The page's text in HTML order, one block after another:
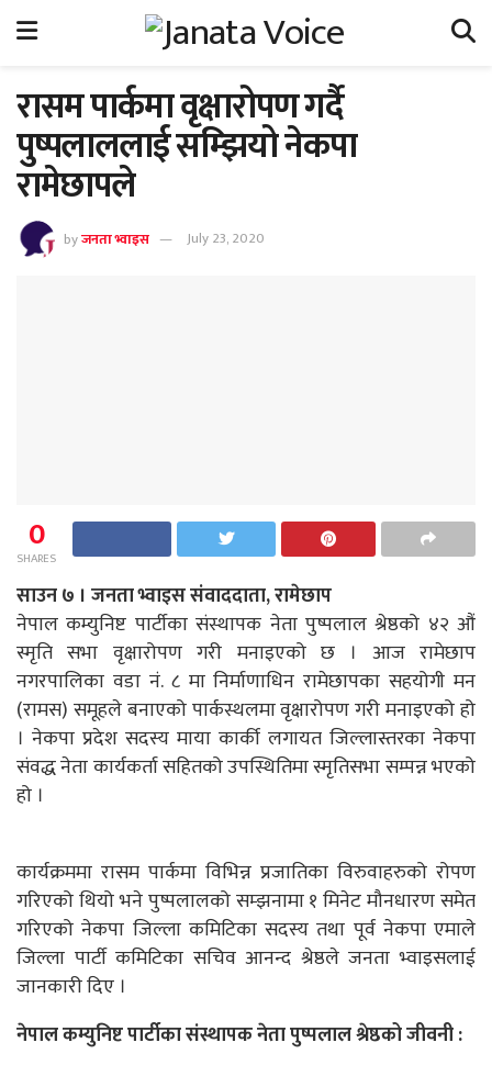
रासम पार्कमा वृक्षारोपण गर्दै
पुष्पलाललाई सम्झियो नेकपा
रामेछापले
byजनता भ्वाइस July 23, 2020
0
SHARES
साउन ७ । जनता भ्वाइस संवाददाता, रामेछाप
नेपाल कम्युनिष्ट पार्टीका संस्थापक नेता पुष्पलाल श्रेष्ठको ४२ औं
स्मृति सभा वृक्षारोपण गरी मनाइएको छ । आज रामेछाप
नगरपालिका वडा नं. ८ मा निर्माणाधिन रामेछापका सहयोगी मन
(रामस) समूहले बनाएको पार्कस्थलमा वृक्षारोपण गरी मनाइएको हो
। नेकपा प्रदेश सदस्य माया कार्की लगायत जिल्लास्तरका नेकपा
संवद्ध नेता कार्यकर्ता सहितको उपस्थितिमा स्मृतिसभा सम्पन्न भएको
हो ।
कार्यक्रममा रासम पार्कमा विभिन्न प्रजातिका विरुवाहरुको रोपण
गरिएको थियो भने पुष्पलालको सम्झनामा १ मिनेट मौनधारण समेत
गरिएको नेकपा जिल्ला कमिटिका सदस्य तथा पूर्व नेकपा एमाले
जिल्ला पार्टी कमिटिका सचिव आनन्द श्रेष्ठले जनता भ्वाइसलाई
जानकारी दिए ।
नेपाल कम्युनिष्ट पार्टीका संस्थापक नेता पुष्पलाल श्रेष्ठको जीवनी :